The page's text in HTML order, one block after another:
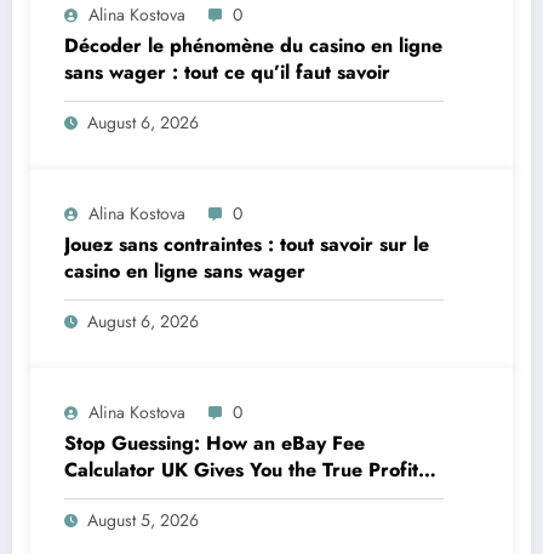
Alina Kostova 0
Décoder le phénomène du casino en ligne
sans wager : tout ce qu’il faut savoir
August 6, 2026
Alina Kostova 0
Jouez sans contraintes : tout savoir sur le
casino en ligne sans wager
August 6, 2026
Alina Kostova 0
Stop Guessing: How an eBay Fee
Calculator UK Gives You the True Profit
Picture
August 5, 2026